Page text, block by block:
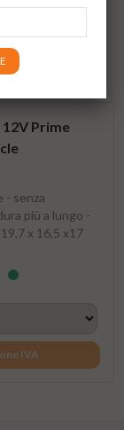
Prime
- senza
più a lungo -
x 16,5 x17
IVA